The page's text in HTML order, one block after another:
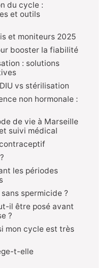
du cycle :
et outils
et moniteurs 2025
booster la fiabilité
: solutions
vs stérilisation
non hormonale :
de vie à Marseille
suivi médical
les périodes
spermicide ?
il être posé avant
?
mon cycle est très
t-elle